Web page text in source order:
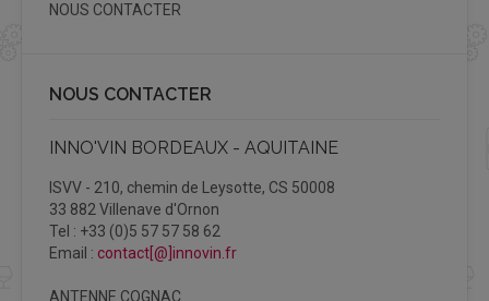
NOUS CONTACTER
NOUS CONTACTER
INNO'VIN BORDEAUX - AQUITAINE
ISVV - 210, chemin de Leysotte, CS 50008
33 882 Villenave d'Ornon
Tel : +33 (0)5 57 57 58 62
Email : contact[@]innovin.fr
ANTENNE COGNAC